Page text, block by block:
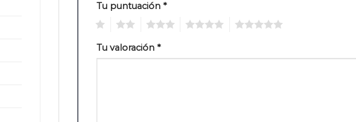
Tu puntuación *
Tu valoración *